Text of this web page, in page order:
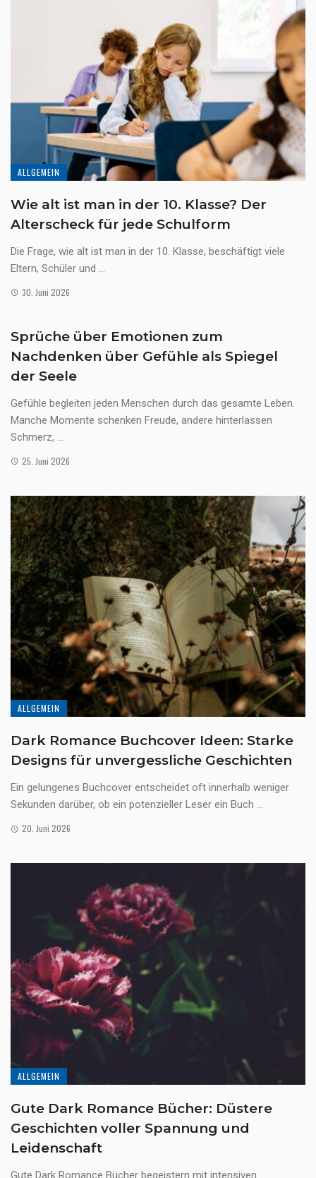
ALLGEMEIN
Wie alt ist man in der 10. Klasse? Der
Alterscheck für jede Schulform
Die Frage, wie alt ist man in der 10. Klasse, beschäftigt viele
Eltern, Schüler und ...
30. Juni 2026
Sprüche über Emotionen zum
Nachdenken über Gefühle als Spiegel
der Seele
Gefühle begleiten jeden Menschen durch das gesamte Leben.
Manche Momente schenken Freude, andere hinterlassen
Schmerz, ...
25. Juni 2026
ALLGEMEIN
Dark Romance Buchcover Ideen: Starke
Designs für unvergessliche Geschichten
Ein gelungenes Buchcover entscheidet oft innerhalb weniger
Sekunden darüber, ob ein potenzieller Leser ein Buch ...
20. Juni 2026
ALLGEMEIN
Gute Dark Romance Bücher: Düstere
Geschichten voller Spannung und
Leidenschaft
Gute Dark Romance Bücher begeistern mit intensiven